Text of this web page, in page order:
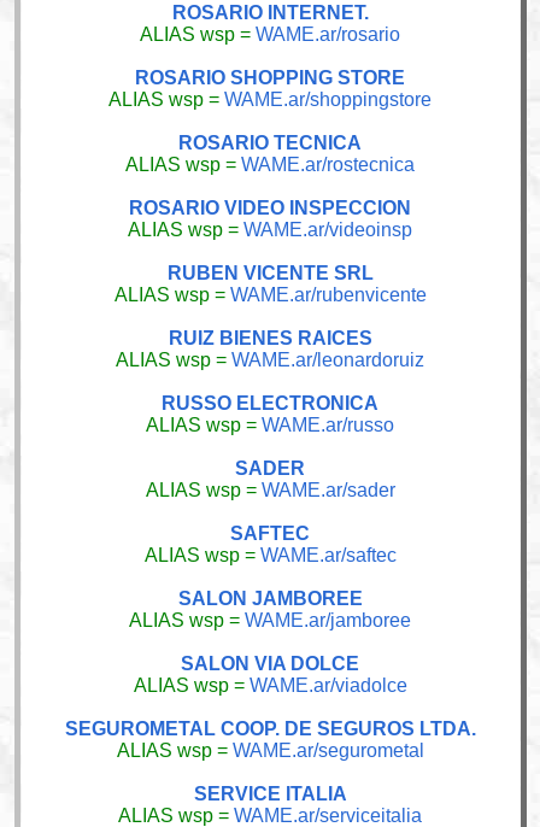
ROSARIO INTERNET.
ALIAS wsp = WAME.ar/rosario
ROSARIO SHOPPING STORE
ALIAS wsp = WAME.ar/shoppingstore
ROSARIO TECNICA
ALIAS wsp = WAME.ar/rostecnica
ROSARIO VIDEO INSPECCION
ALIAS wsp = WAME.ar/videoinsp
RUBEN VICENTE SRL
ALIAS wsp = WAME.ar/rubenvicente
RUIZ BIENES RAICES
ALIAS wsp = WAME.ar/leonardoruiz
RUSSO ELECTRONICA
ALIAS wsp = WAME.ar/russo
SADER
ALIAS wsp = WAME.ar/sader
SAFTEC
ALIAS wsp = WAME.ar/saftec
SALON JAMBOREE
ALIAS wsp = WAME.ar/jamboree
SALON VIA DOLCE
ALIAS wsp = WAME.ar/viadolce
SEGUROMETAL COOP. DE SEGUROS LTDA.
ALIAS wsp = WAME.ar/segurometal
SERVICE ITALIA
ALIAS wsp = WAME.ar/serviceitalia